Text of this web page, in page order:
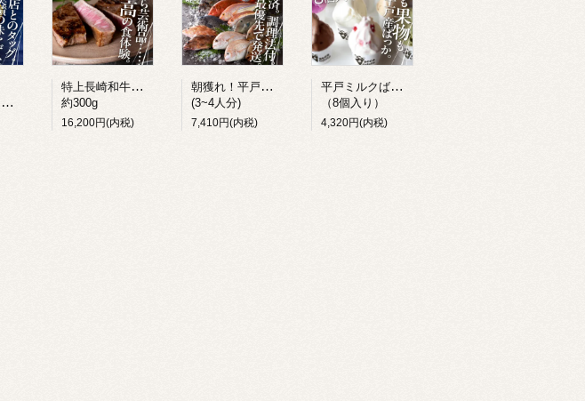
特上長崎和牛シャトーブリアン
約300g
16,200円(内税)
朝獲れ！平戸地魚詰合せ
(3~4人分)
7,410円(内税)
平戸ミルクばっかジェラート
（8個入り）
4,320円(内税)